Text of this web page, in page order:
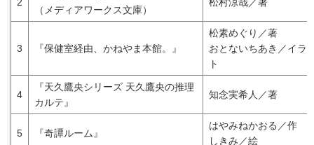
（メディアワークス文庫）
3 『保健室経由、かねやま本館。』
松素めぐり／著
おとないちあき／イラ
ト
4
『天久鷹央シリーズ 天久鷹央の推理
カルテ』
知念実希人／著
5 『奇譚ルーム』
はやみねかおる／作
しきみ／絵